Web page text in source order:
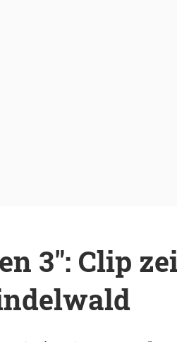
3": Clip